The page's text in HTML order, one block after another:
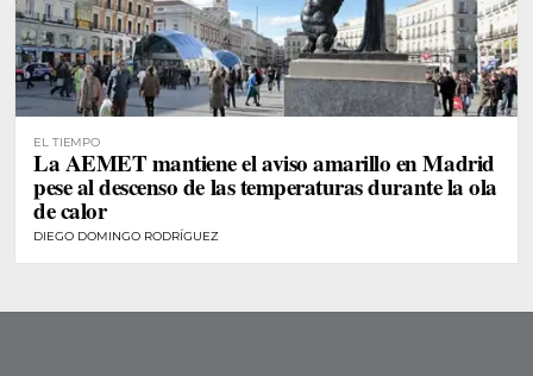
EL TIEMPO
La AEMET mantiene el aviso amarillo en Madrid
pese al descenso de las temperaturas durante la ola
de calor
DIEGO DOMINGO RODRÍGUEZ